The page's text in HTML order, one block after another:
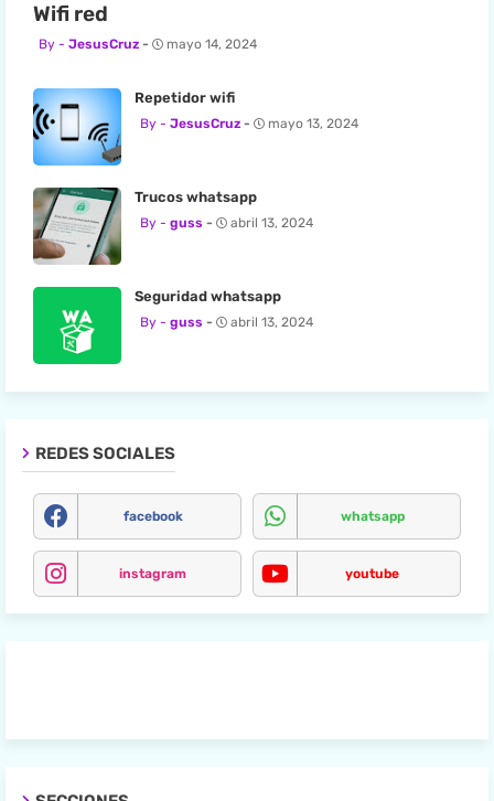
Wifi red
JesusCruz mayo 14, 2024
Repetidor wifi
JesusCruz mayo 13, 2024
Trucos whatsapp
guss abril 13, 2024
Seguridad whatsapp
guss abril 13, 2024
REDES SOCIALES
facebook whatsapp
instagram youtube